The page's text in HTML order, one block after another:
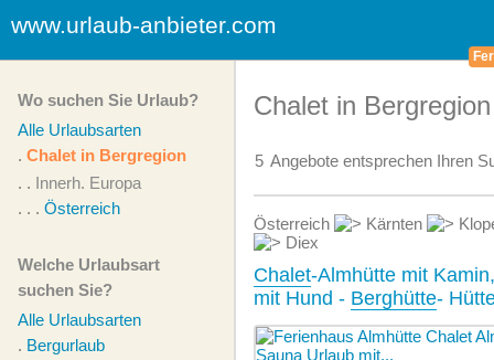
www.urlaub-anbieter.com
Wo suchen Sie Urlaub?
Alle Urlaubsarten
. Chalet in Bergregion
. . Innerh. Europa
. . . Österreich
Welche Urlaubsart
suchen Sie?
Alle Urlaubsarten
. Bergurlaub
Chalet in
5 Angebote entsprechen Ihren
Österreich Kärnten
Diex
Chalet-Almhütte mit
mit Hund - Berghütte-